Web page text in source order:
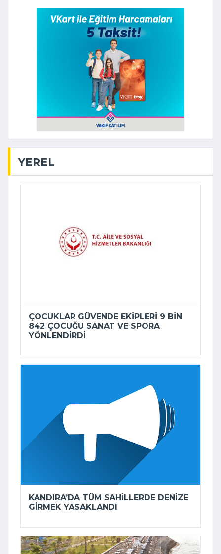
YEREL
ÇOCUKLAR GÜVENDE EKIPLERI 9 BIN
842 ÇOCUĞU SANAT VE SPORA
YÖNLENDIRDI
KANDIRA’DA TÜM SAHILLERDE DENIZE
GIRMEK YASAKLANDI